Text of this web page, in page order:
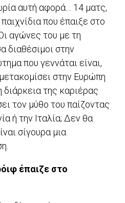
αυτή αφορά… 14 ματς,
που έπαιξε στο
αγώνες του με τη
διαθέσιμοι στην
που γεννάται είναι,
στην Ευρώπη
διάρκεια της καριέρας
τον μύθο του παίζοντας
ή την Ιταλία; Δεν θα
σίγουρα μια
έπαιζε στο